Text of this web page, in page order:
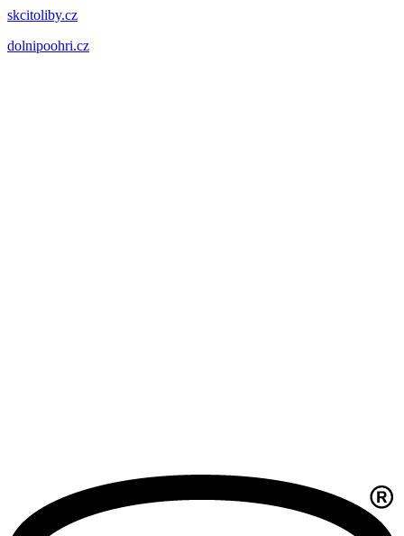
skcitoliby.cz
dolnipoohri.cz